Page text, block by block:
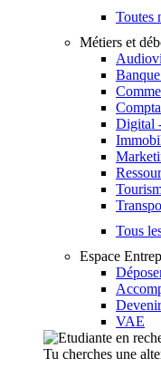
Toutes
Métiers et
Digital
Tous
Espace
VAE
Tu cherches une